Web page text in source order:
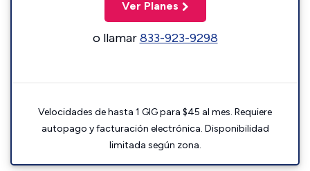
Ver Planes
o llamar833-923-9298
Velocidades de hasta 1 GIG para $45 al mes. Requiere
autopago y facturación electrónica. Disponibilidad
limitada según zona.